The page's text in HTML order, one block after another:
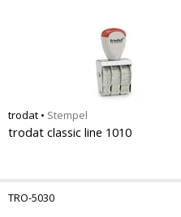
trodat • Stempel
trodat classic line 1010
TRO-5030